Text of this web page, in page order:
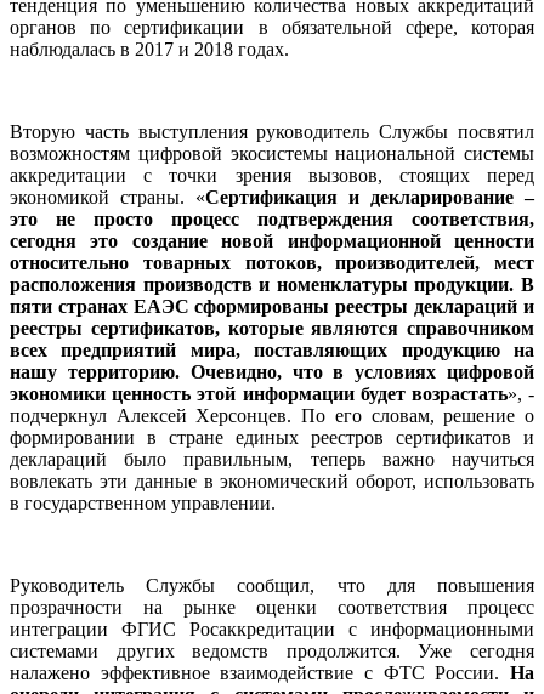
тенденция по уменьшению количества новых аккредитаций
органов по сертификации в обязательной сфере, которая
наблюдалась в 2017 и 2018 годах.
Вторую часть выступления руководитель Службы посвятил
возможностям цифровой экосистемы национальной системы
аккредитации с точки зрения вызовов, стоящих перед
экономикой страны. «Сертификация и декларирование –
это не просто процесс подтверждения соответствия,
сегодня это создание новой информационной ценности
относительно товарных потоков, производителей, мест
расположения производств и номенклатуры продукции. В
пяти странах ЕАЭС сформированы реестры деклараций и
реестры сертификатов, которые являются справочником
всех предприятий мира, поставляющих продукцию на
нашу территорию. Очевидно, что в условиях цифровой
экономики ценность этой информации будет возрастать», -
подчеркнул Алексей Херсонцев. По его словам, решение о
формировании в стране единых реестров сертификатов и
деклараций было правильным, теперь важно научиться
вовлекать эти данные в экономический оборот, использовать
в государственном управлении.
Руководитель Службы сообщил, что для повышения
прозрачности на рынке оценки соответствия процесс
интеграции ФГИС Росаккредитации с информационными
системами других ведомств продолжится. Уже сегодня
налажено эффективное взаимодействие с ФТС России. На